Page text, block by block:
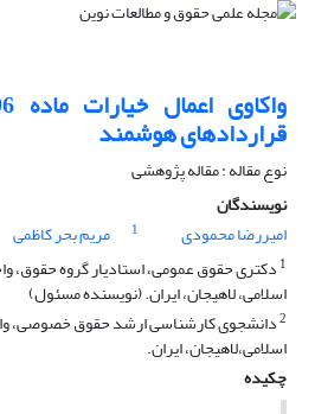
قراردادهای هوشمند
نوع مقاله : مقاله پژوهشی
نویسندگان
امیررضا محمودی
1 مریم بحر کاظمی
1 دکتری حقوق عمومی، استادیار گروه حقوق،
اسلامی، لاهیجان، ایران. (نویسنده مسئول)
2دانشجوی کارشناسی ارشد حقوق خصوصی،
اسلامی،لاهیجان، ایران.
چکیده